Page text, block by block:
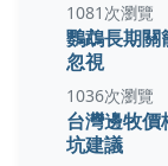
1081次瀏覽
鸚鵡長期關
忽視
1036次瀏覽
台灣邊牧
坑建議